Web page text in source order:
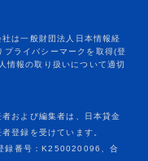
および編集者は、日本貸金
登録を受けています。
録番号：K250020096、合